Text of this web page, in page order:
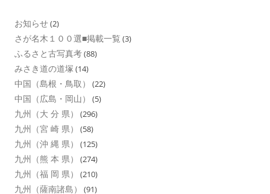
お知らせ(2)
さが名木１００選■掲載一覧 (3)
ふるさと古写真考(88)
みさき道の道塚 (14)
中国（島根・鳥取） (22)
中国（広島・岡山） (5)
九州（大 分 県） (296)
九州（宮 崎 県） (58)
九州（沖 縄 県） (125)
九州（熊 本 県） (274)
九州（福 岡 県） (210)
九州（薩南諸島） (91)